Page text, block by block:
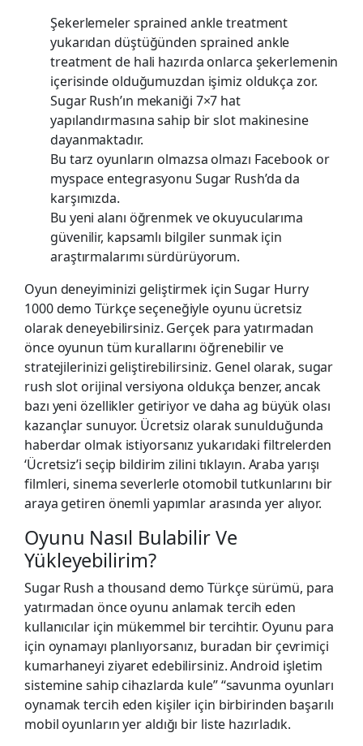
Şekerlemeler sprained ankle treatment
yukarıdan düştüğünden sprained ankle
treatment de hali hazırda onlarca şekerlemenin
içerisinde olduğumuzdan işimiz oldukça zor.
Sugar Rush’ın mekaniği 7×7 hat
yapılandırmasına sahip bir slot makinesine
dayanmaktadır.
Bu tarz oyunların olmazsa olmazı Facebook or
myspace entegrasyonu Sugar Rush’da da
karşımızda.
Bu yeni alanı öğrenmek ve okuyucularıma
güvenilir, kapsamlı bilgiler sunmak için
araştırmalarımı sürdürüyorum.
Oyun deneyiminizi geliştirmek için Sugar Hurry
1000 demo Türkçe seçeneğiyle oyunu ücretsiz
olarak deneyebilirsiniz. Gerçek para yatırmadan
önce oyunun tüm kurallarını öğrenebilir ve
stratejilerinizi geliştirebilirsiniz. Genel olarak, sugar
rush slot orijinal versiyona oldukça benzer, ancak
bazı yeni özellikler getiriyor ve daha ag büyük olası
kazançlar sunuyor. Ücretsiz olarak sunulduğunda
haberdar olmak istiyorsanız yukarıdaki filtrelerden
‘Ücretsiz’i seçip bildirim zilini tıklayın. Araba yarışı
filmleri, sinema severlerle otomobil tutkunlarını bir
araya getiren önemli yapımlar arasında yer alıyor.
Oyunu Nasıl Bulabilir Ve
Yükleyebilirim?
Sugar Rush a thousand demo Türkçe sürümü, para
yatırmadan önce oyunu anlamak tercih eden
kullanıcılar için mükemmel bir tercihtir. Oyunu para
için oynamayı planlıyorsanız, buradan bir çevrimiçi
kumarhaneyi ziyaret edebilirsiniz. Android işletim
sistemine sahip cihazlarda kule” “savunma oyunları
oynamak tercih eden kişiler için birbirinden başarılı
mobil oyunların yer aldığı bir liste hazırladık.